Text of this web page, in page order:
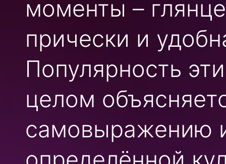
моменты –
прически и
Популярность
целом
самовыражению